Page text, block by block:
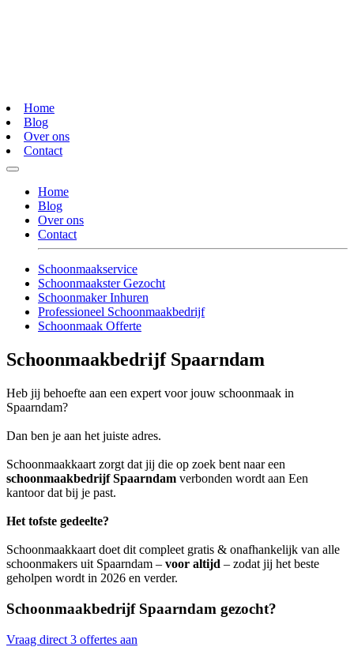
Home
Blog
Over ons
Contact
Home
Blog
Over ons
Contact
Schoonmaakservice
Schoonmaakster Gezocht
Schoonmaker Inhuren
Professioneel Schoonmaakbedrijf
Schoonmaak Offerte
Schoonmaakbedrijf Spaarndam
Heb jij behoefte aan een expert voor jouw schoonmaak in
Spaarndam?
Dan ben je aan het juiste adres.
Schoonmaakkaart zorgt dat jij die op zoek bent naar een
schoonmaakbedrijf Spaarndam verbonden wordt aan Een
kantoor dat bij je past.
Het tofste gedeelte?
Schoonmaakkaart doet dit compleet gratis & onafhankelijk van alle
schoonmakers uit Spaarndam – voor altijd – zodat jij het beste
geholpen wordt in 2026 en verder.
Schoonmaakbedrijf Spaarndam gezocht?
Vraag direct 3 offertes aan